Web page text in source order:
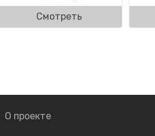
Смотреть
О проекте